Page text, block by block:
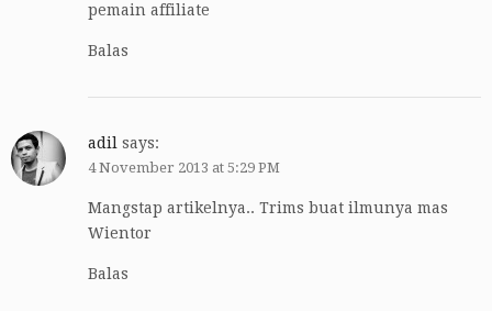
pemain affiliate
Balas
adil says:
4 November 2013 at 5:29 PM
Mangstap artikelnya.. Trims buat ilmunya mas
Wientor
Balas